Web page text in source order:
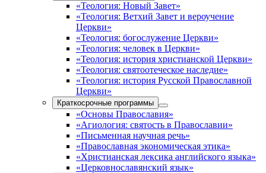
«Теология: Новый Завет»
«Теология: Ветхий Завет и вероучение
Церкви»
«Теология: богослужение Церкви»
«Теология: человек в Церкви»
«Теология: история христианской Церкви»
«Теология: святоотеческое наследие»
«Теология: история Русской Православной
Церкви»
Краткосрочные программы
«Основы Православия»
«Агиология: святость в Православии»
«Письменная научная речь»
«Православная экономическая этика»
«Христианская лексика английского языка»
«Церковнославянский язык»